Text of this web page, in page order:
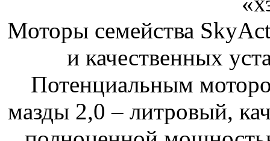
Моторы семейства
и качественных
Потенциальным
мазды 2,0 – литровый,